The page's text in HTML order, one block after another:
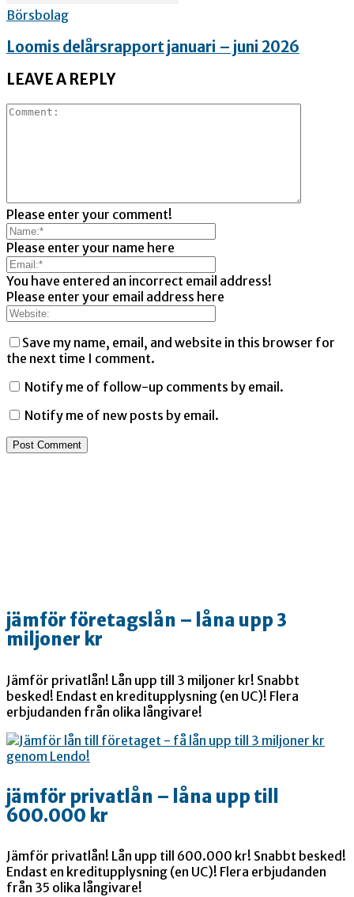
Börsbolag
Loomis delårsrapport januari – juni 2026
LEAVE A REPLY
Please enter your comment!
Please enter your name here
You have entered an incorrect email address!
Please enter your email address here
Save my name, email, and website in this browser for
the next time I comment.
Notify me of follow-up comments by email.
Notify me of new posts by email.
jämför företagslån – låna upp 3
miljoner kr
Jämför privatlån! Lån upp till 3 miljoner kr! Snabbt
besked! Endast en kreditupplysning (en UC)! Flera
erbjudanden från olika långivare!
jämför privatlån – låna upp till
600.000 kr
Jämför privatlån! Lån upp till 600.000 kr! Snabbt besked!
Endast en kreditupplysning (en UC)! Flera erbjudanden
från 35 olika långivare!